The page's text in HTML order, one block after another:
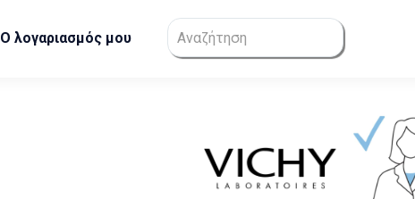
Ο λογαριασμός μου